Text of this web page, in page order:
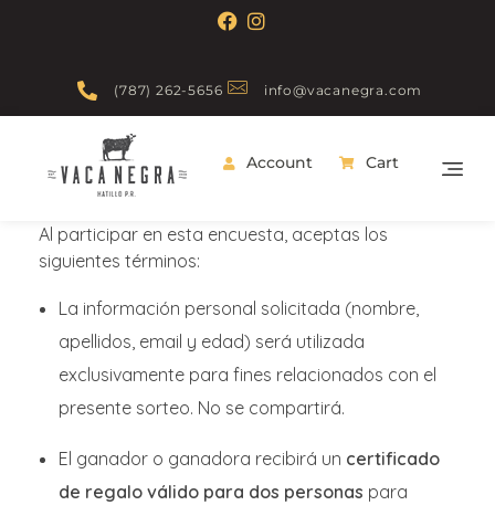
(787) 262-5656 info@vacanegra.com
Account Cart
Al participar en esta encuesta, aceptas los
siguientes términos:
La información personal solicitada (nombre,
apellidos, email y edad) será utilizada
exclusivamente para fines relacionados con el
presente sorteo. No se compartirá.
El ganador o ganadora recibirá un certificado
de regalo válido para dos personas para